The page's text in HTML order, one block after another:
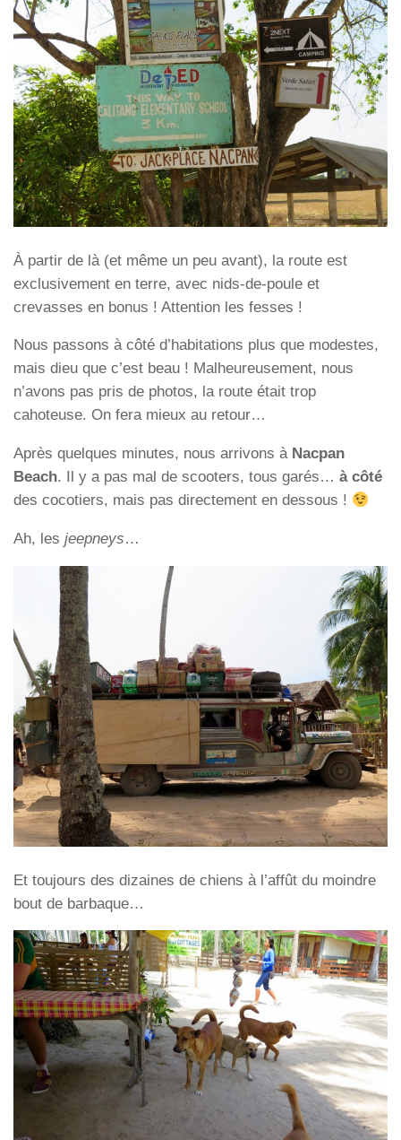
À partir de là (et même un peu avant), la route est
exclusivement en terre, avec nids-de-poule et
crevasses en bonus ! Attention les fesses !
Nous passons à côté d’habitations plus que modestes,
mais dieu que c’est beau ! Malheureusement, nous
n’avons pas pris de photos, la route était trop
cahoteuse. On fera mieux au retour…
Après quelques minutes, nous arrivons à Nacpan
Beach. Il y a pas mal de scooters, tous garés… à côté
des cocotiers, mais pas directement en dessous !
Ah, les jeepneys…
Et toujours des dizaines de chiens à l’affût du moindre
bout de barbaque…